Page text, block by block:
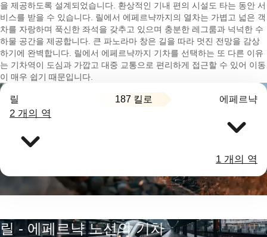
을 제공하도록 설계되었습니다. 환상적인 기내 편의 시설도 타는 동안 서
비스를 받을 수 있습니다. 릴에서 에페르냑까지의 열차는 가볍고 넓은 객
차를 자랑하며 푹신한 좌석을 갖추고 있으며 충분한 레그룸과 넉넉한 수
하물 공간을 제공합니다. 큰 파노라마 창은 길을 따라 멋진 전망을 감상
하기에 완벽합니다. 릴에서 에페르냑까지 기차를 선택하는 또 다른 이유
는 기차역이 도심과 가깝고 대중 교통으로 편리하게 접근할 수 있어 이동
이 매우 쉽기 때문입니다.
릴 187 킬로 에페르냑
2 개의 역
1 개의 역
릴 - 에페르냑 노선의 기차